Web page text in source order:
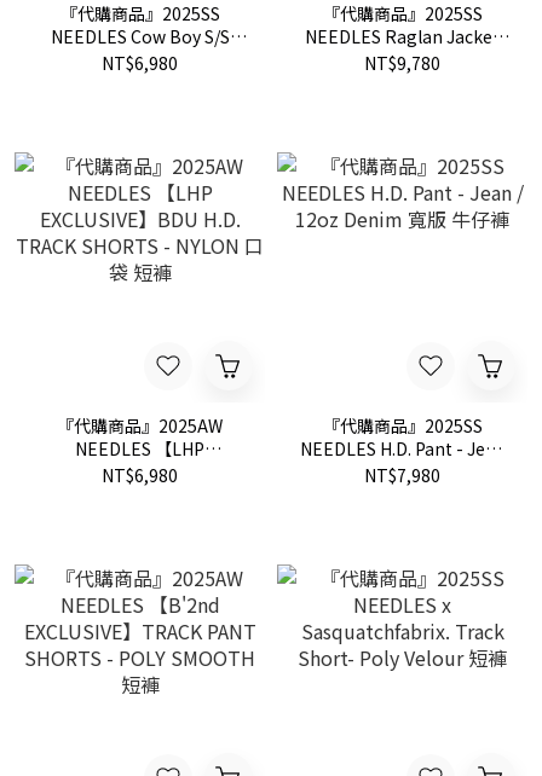
『代購商品』2025SS
NEEDLES Cow Boy S/S
Shirts 蝴蝶 刺繡 襯衫
NT$6,980
『代購商品』2025SS
NEEDLES Raglan Jacket
蝴蝶 刺繡 西裝 外套 QV1556
NT$9,780
『代購商品』2025AW
NEEDLES 【LHP
EXCLUSIVE】BDU H.D.
NT$6,980
『代購商品』2025SS
NEEDLES H.D. Pant - Jean
/ 12oz Denim 寬版 牛仔褲
NT$7,980